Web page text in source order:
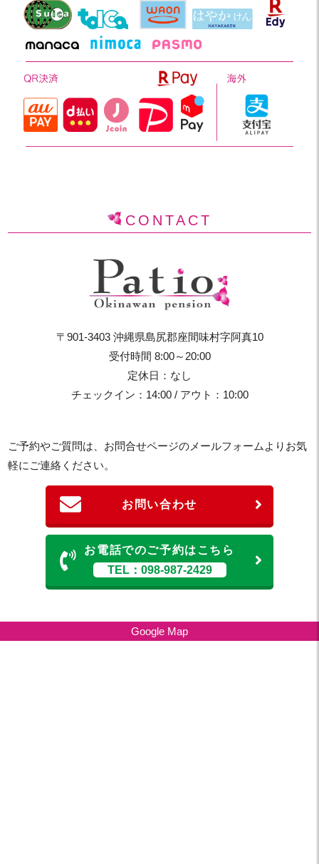
CONTACT
〒901-3403 沖縄県島尻郡座間味村字阿真10
受付時間 8:00～20:00
定休日：なし
チェックイン：14:00 / アウト：10:00
ご予約やご質問は、お問合せページのメールフォームよりお気
軽にご連絡ください。
お問い合わせ
お電話でのご予約はこちら
TEL：098-987-2429
Google Map